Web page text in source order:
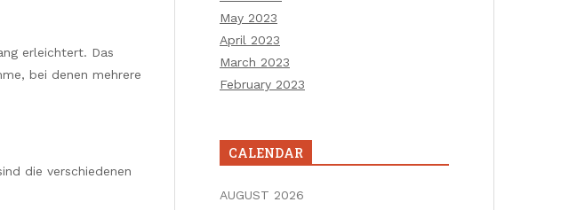
erleichtert. Das
bei denen mehrere
die verschiedenen
May 2023
April 2023
March 2023
February 2023
CALENDAR
AUGUST 2026